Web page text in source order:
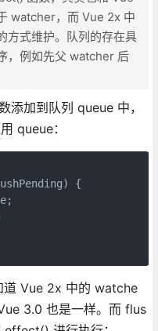
watcher，而 Vue 2x 中
方式维护。队列的存在具
，例如先父 watcher 后
加到队列 queue 中，
queue：
{
道 Vue 2x 中的 watche
3.0 也是一样。而 flus